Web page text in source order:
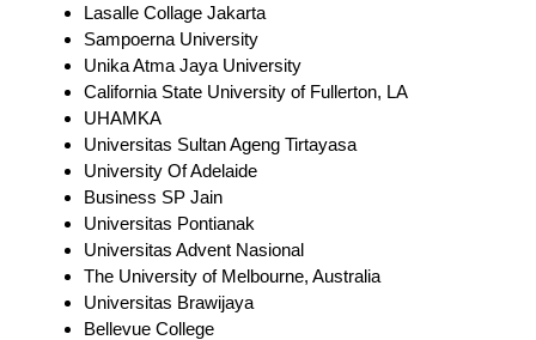
Lasalle Collage Jakarta
Sampoerna University
Unika Atma Jaya University
California State University of Fullerton, LA
UHAMKA
Universitas Sultan Ageng Tirtayasa
University Of Adelaide
Business SP Jain
Universitas Pontianak
Universitas Advent Nasional
The University of Melbourne, Australia
Universitas Brawijaya
Bellevue College